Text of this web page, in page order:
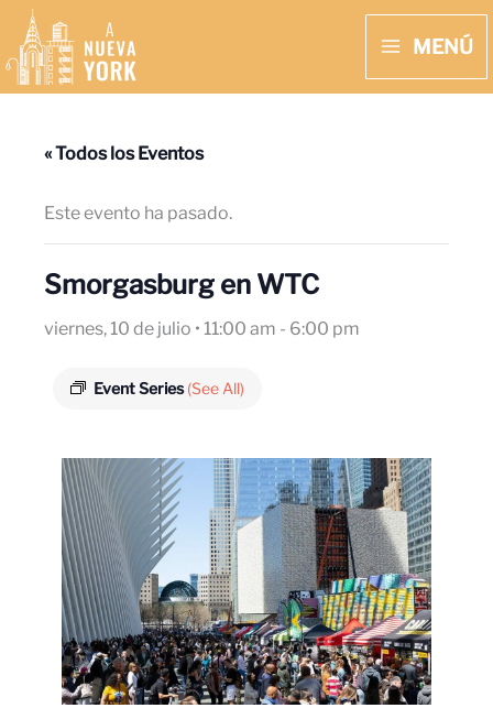
contenido
MENÚ
« Todos los Eventos
Este evento ha pasado.
Smorgasburg en WTC
viernes, 10 de julio • 11:00 am - 6:00 pm
Event Series(See All)